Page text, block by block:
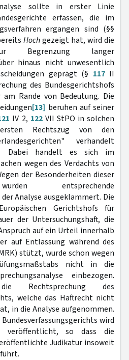
sollte in erster Linie
erfassen, die im
ergangen sind (§§
Hochgezeigt hat, wird die
Begrenzung langer
hinaus nicht unwesentlich
geprägt (§ 117II
des Bundesgerichtshofs
Rande von Bedeutung. Die
[13] beruhen auf seiner
IV 2, 122VII StPO in solchen
Rechtszug von den
verhandelt
Dabei handelt es sich im
wegen des Verdachts von
der Besonderheiten dieser
entsprechende
Analyse ausgeklammert. Die
Gerichtshofs für
der Untersuchungshaft, die
auf ein Urteil innerhalb
auf Entlassung während des
stützt, wurde schon wegen
nicht in die
einbezogen.
Rechtsprechung des
welche das Haftrecht nicht
in die Analyse aufgenommen.
wird
veröffentlicht, so dass die
Judikatur insoweit